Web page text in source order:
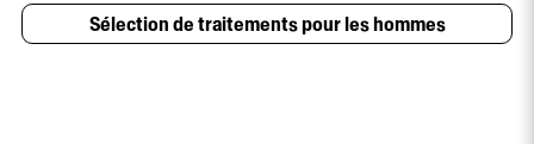
Sélection de traitements pour les hommes